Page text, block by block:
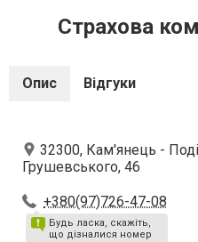
Страхова
Опис Відгуки
32300, Кам'янець -
Грушевського, 46
+380(97)726-47-08
Будь ласка, скажіть,
що дізналися номер